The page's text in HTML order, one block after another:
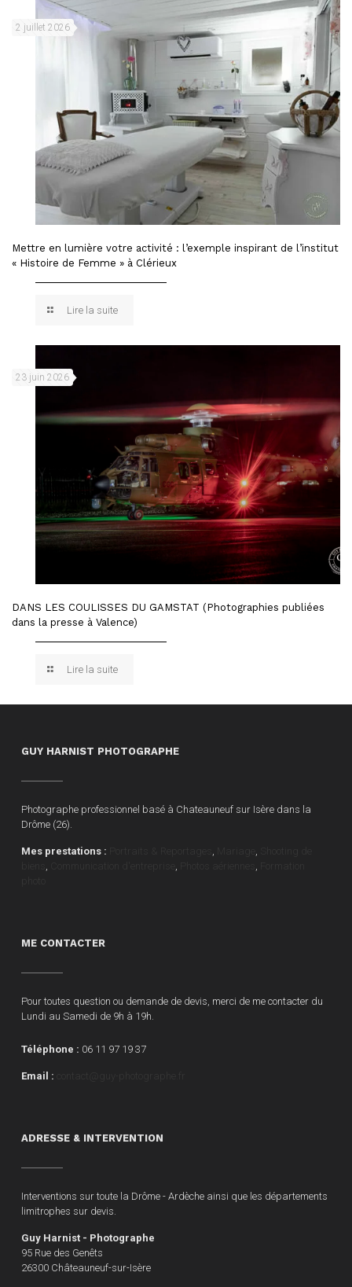
2 juillet 2026
Mettre en lumière votre activité : l’exemple inspirant de l’institut
« Histoire de Femme » à Clérieux
Lire la suite
23 juin 2026
DANS LES COULISSES DU GAMSTAT (Photographies publiées
dans la presse à Valence)
Lire la suite
GUY HARNIST PHOTOGRAPHE
Photographe professionnel basé à Chateauneuf sur Isère dans la
Drôme (26).
Mes prestations :
ME CONTACTER
Pour toutes question ou demande de devis, merci de me contacter du
Lundi au Samedi de 9h à 19h.
Téléphone : 06 11 97 19 37
Email :
ADRESSE & INTERVENTION
Interventions sur toute la Drôme - Ardèche ainsi que les départements
limitrophes sur devis.
Guy Harnist - Photographe
95 Rue des Genêts
26300 Châteauneuf-sur-Isère